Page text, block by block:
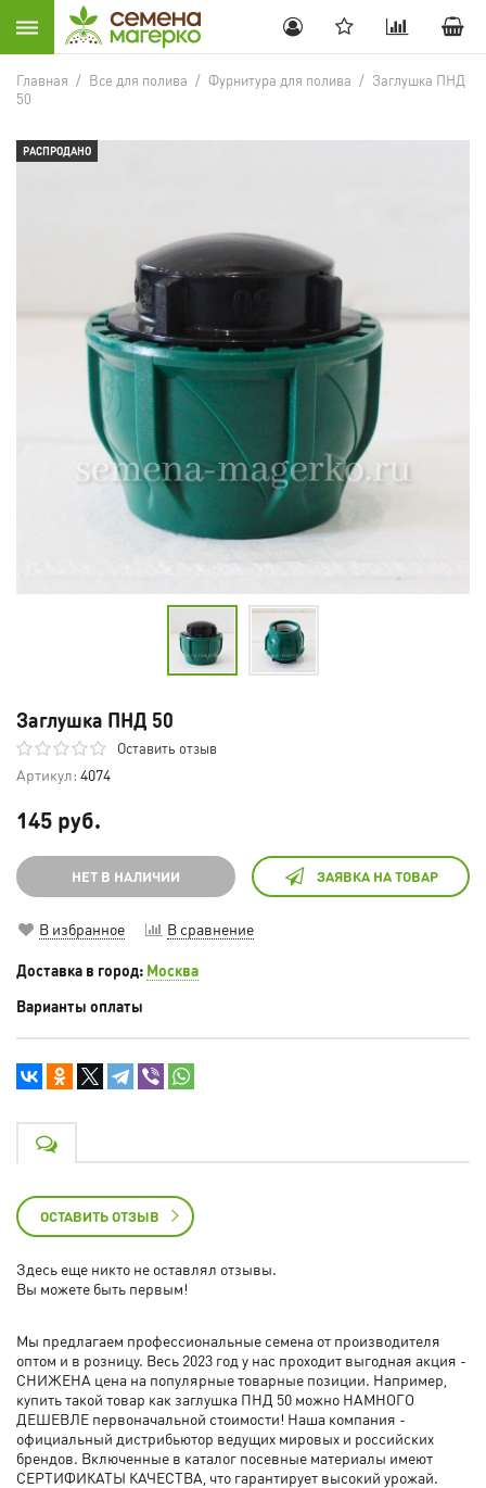
Главная / Все для полива / Фурнитура для полива / Заглушка ПНД
50
РАСПРОДАНО
Заглушка ПНД 50
Оставить отзыв
Артикул: 4074
145 руб.
НЕТ В НАЛИЧИИ ЗАЯВКА НА ТОВАР
В избранное В сравнение
Доставка в город: Москва
Варианты оплаты
ОСТАВИТЬ ОТЗЫВ
Здесь еще никто не оставлял отзывы.
Вы можете быть первым!
Мы предлагаем профессиональные семена от производителя
оптом и в розницу. Весь 2023 год у нас проходит выгодная акция -
СНИЖЕНА цена на популярные товарные позиции. Например,
купить такой товар как заглушка ПНД 50 можно НАМНОГО
ДЕШЕВЛЕ первоначальной стоимости! Наша компания -
официальный дистрибьютор ведущих мировых и российских
брендов. Включенные в каталог посевные материалы имеют
СЕРТИФИКАТЫ КАЧЕСТВА, что гарантирует высокий урожай.